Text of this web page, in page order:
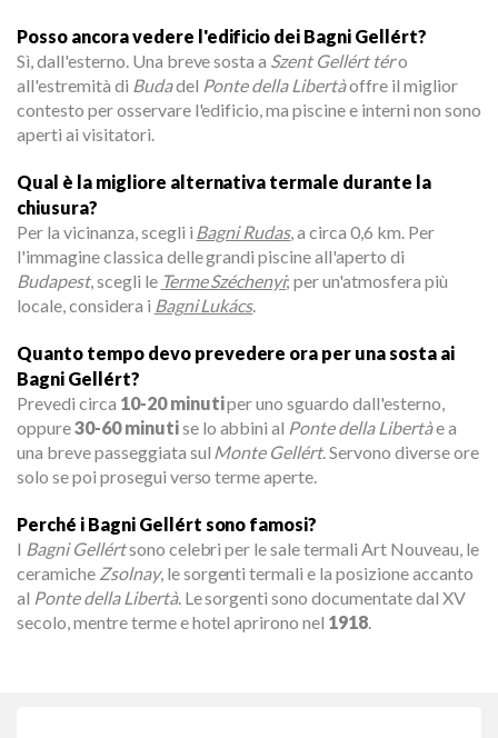
Posso ancora vedere l'edificio dei Bagni Gellért?
Sì, dall'esterno. Una breve sosta a Szent Gellért téro
all'estremità di Budadel Ponte della Libertàoffre il miglior
contesto per osservare l'edificio, ma piscine e interni non sono
aperti ai visitatori.
Qual è la migliore alternativa termale durante la
chiusura?
Per la vicinanza, scegli i Bagni Rudas, a circa 0,6 km. Per
l'immagine classica delle grandi piscine all'aperto di
Budapest, scegli le Terme Széchenyi; per un'atmosfera più
locale, considera i Bagni Lukács.
Quanto tempo devo prevedere ora per una sosta ai
Bagni Gellért?
Prevedi circa 10-20 minutiper uno sguardo dall'esterno,
oppure30-60 minutise lo abbini al Ponte della Libertàe a
una breve passeggiata sul Monte Gellért. Servono diverse ore
solo se poi prosegui verso terme aperte.
Perché i Bagni Gellért sono famosi?
I Bagni Gellértsono celebri per le sale termali Art Nouveau, le
ceramiche Zsolnay, le sorgenti termali e la posizione accanto
al Ponte della Libertà. Le sorgenti sono documentate dal XV
secolo, mentre terme e hotel aprirono nel 1918